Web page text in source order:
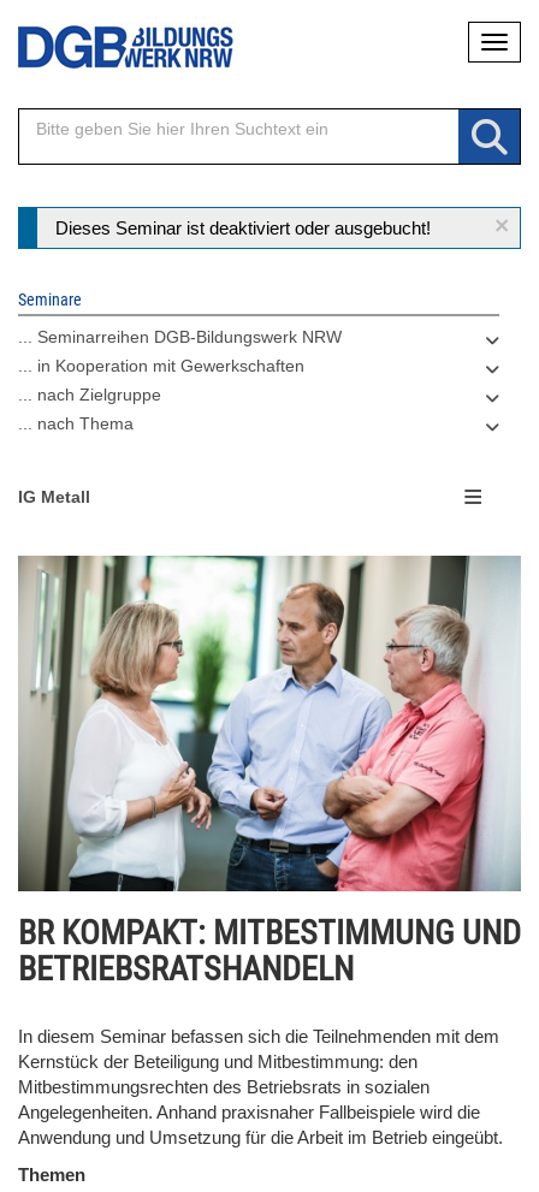
Direkt
Inhalt
×
Statusmeldung
Dieses Seminar ist deaktiviert oder ausgebucht!
Seminare
... Seminarreihen DGB-Bildungswerk NRW
... in Kooperation mit Gewerkschaften
... nach Zielgruppe
... nach Thema
IG Metall
BR KOMPAKT: MITBESTIMMUNG UND
BETRIEBSRATSHANDELN
In diesem Seminar befassen sich die Teilnehmenden mit dem
Kernstück der Beteiligung und Mitbestimmung: den
Mitbestimmungsrechten des Betriebsrats in sozialen
Angelegenheiten. Anhand praxisnaher Fallbeispiele wird die
Anwendung und Umsetzung für die Arbeit im Betrieb eingeübt.
Themen